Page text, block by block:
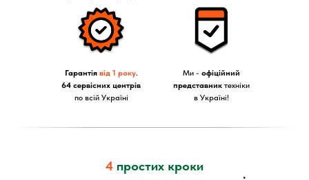
Гарантія від 1 року.
64 сервісних центрів
по всій Україні
Ми - офіційний
представниктехніки
в Україні!
4 простих кроки